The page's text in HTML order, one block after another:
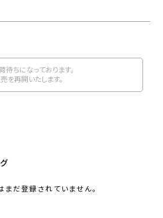
待ちになっております。
を再開いたします。
まだ登録されていません。